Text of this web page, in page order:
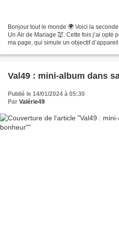
Bonjour tout le monde 🌍 Voici la
Un Air de Mariage 💒. Cette fois j’ai opté
ma page, qui simule un objectif
Val49 : mini-album dans
Publié le 14/01/2024 à 05:30
Par Valérie49